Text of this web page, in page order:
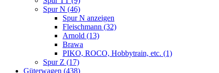
Spur N (46)
Spur N anzeigen
Fleischmann (32)
Arnold (13)
Brawa
PIKO, ROCO, Hobbytrain, etc. (1)
Spur Z (17)
Güterwagen (438)